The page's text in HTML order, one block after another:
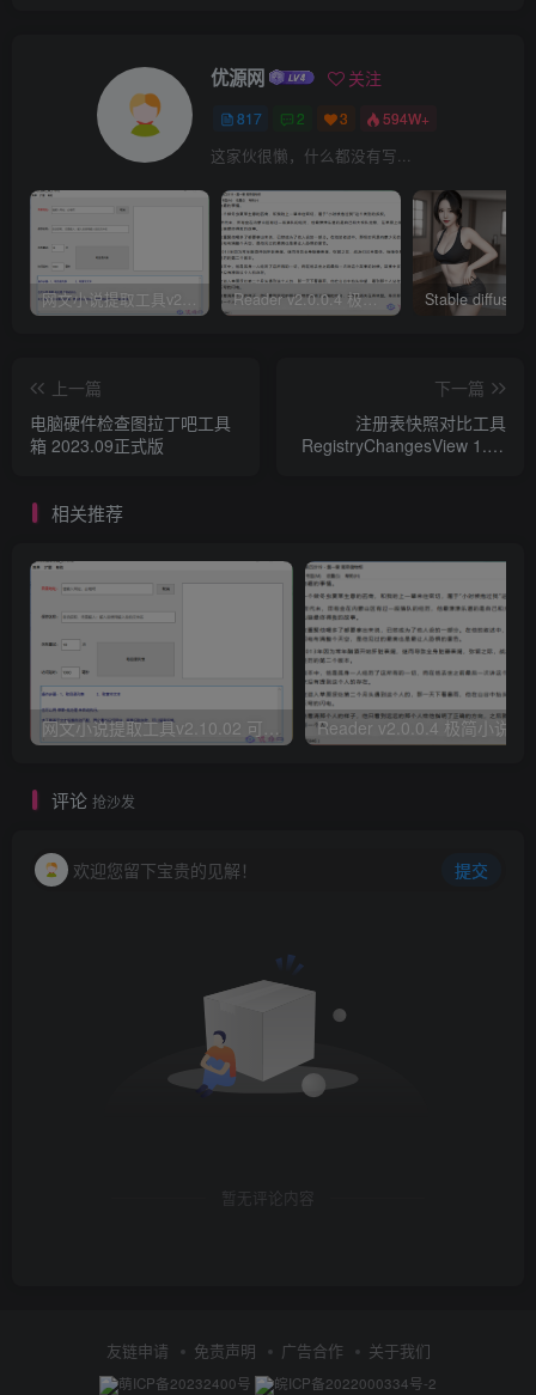
优源网 关注
817 2 3 594W+
这家伙很懒，什么都没有写...
网文小说提取工具v2.10.02 可以自动下载小说 从此不再花钱看小说 Reader v2.0.0.4 极简小说阅读器支持导入在线及离线书源
上一篇
电脑硬件检查图拉丁吧工具
箱 2023.09正式版
下一篇
注册表快照对比工具
RegistryChangesView 1.30
相关推荐
网文小说提取工具v2.10.02 可以自动下载小说 从此不再花钱看小说
评论 抢沙发
欢迎您留下宝贵的见解！ 提交
暂无评论内容
友链申请 免责声明 广告合作 关于我们
萌ICP备20232400号 皖ICP备2022000334号-2